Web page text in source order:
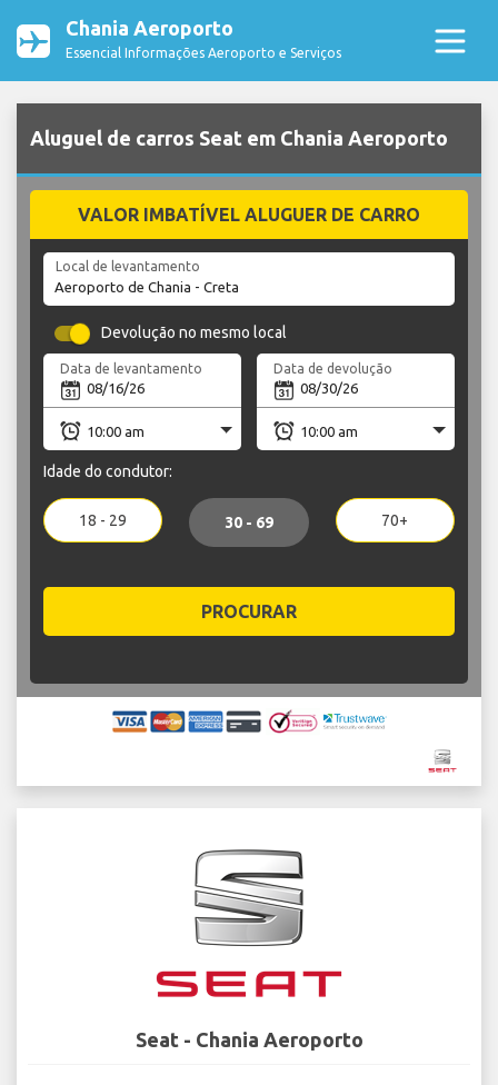
Chania Aeroporto
Essencial Informações Aeroporto e Serviços
Aluguel de carros Seat em Chania Aeroporto
VALOR IMBATÍVEL ALUGUER DE CARRO
Local de levantamento
Devolução no mesmo local
Data de levantamento Data de devolução
Idade do condutor:
18 - 29 30 - 69 70+
PROCURAR
Seat - Chania Aeroporto